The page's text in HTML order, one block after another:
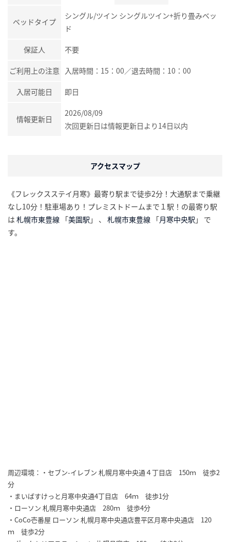
ベッドタイプ
シングル/ツイン シングルツイン+折り畳みベッ
ド
保証人 不要
ご利用上の注意 入居時間：15：00／退去時間：10：00
入居可能日 即日
情報更新日
2026/08/09
次回更新日は情報更新日より14日以内
アクセスマップ
《フレックスステイ月寒》最寄り駅まで徒歩2分！大通駅まで乗継
なし10分！駐車場あり！プレミストドームまで１駅！の最寄り駅
は 札幌市東豊線 「美園駅 」 、 札幌市東豊線 「月寒中央駅 」 で
す。
周辺環境：・セブン-イレブン 札幌月寒中央通４丁目店 150ｍ 徒歩2
分
・まいばすけっと月寒中央通4丁目店 64ｍ 徒歩1分
・ローソン 札幌月寒中央通店 280ｍ 徒歩4分
・CoCo壱番屋 ローソン 札幌月寒中央通店豊平区月寒中央通店 120
ｍ 徒歩2分